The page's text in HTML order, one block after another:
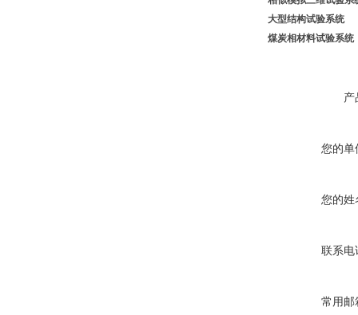
大型结构试验系统
煤炭相材料试验系统
产
您的单
您的姓
联系电
常用邮